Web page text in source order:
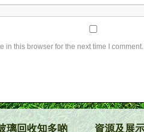
in this browser for the next time I comment.
璃回收知多啲 資源及展